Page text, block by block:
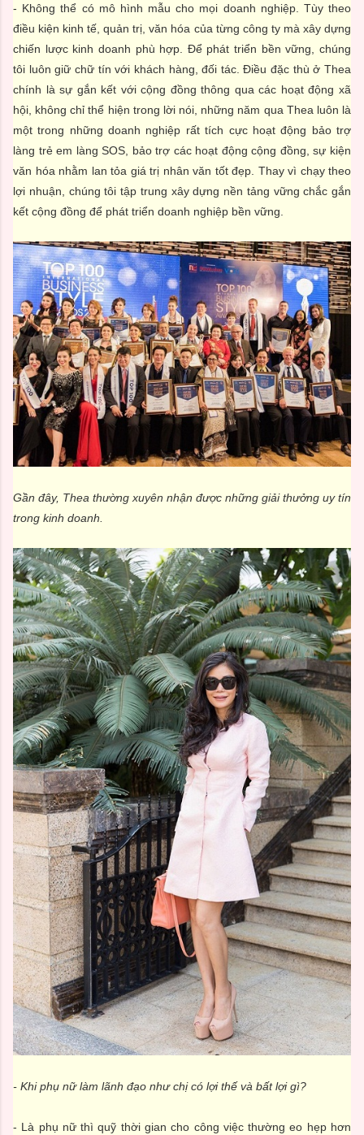
- Không thể có mô hình mẫu cho mọi doanh nghiệp. Tùy theo
điều kiện kinh tế, quản trị, văn hóa của từng công ty mà xây dựng
chiến lược kinh doanh phù hợp. Để phát triển bền vững, chúng
tôi luôn giữ chữ tín với khách hàng, đối tác. Điều đặc thù ở Thea
chính là sự gắn kết với cộng đồng thông qua các hoạt động xã
hội, không chỉ thể hiện trong lời nói, những năm qua Thea luôn là
một trong những doanh nghiệp rất tích cực hoạt động bảo trợ
làng trẻ em làng SOS, bảo trợ các hoạt động cộng đồng, sự kiện
văn hóa nhằm lan tỏa giá trị nhân văn tốt đẹp. Thay vì chạy theo
lợi nhuận, chúng tôi tập trung xây dựng nền tảng vững chắc gắn
kết cộng đồng để phát triển doanh nghiệp bền vững.
Gần đây, Thea thường xuyên nhận được những giải thưởng uy tín
trong kinh doanh.
- Khi phụ nữ làm lãnh đạo như chị có lợi thế và bất lợi gì?
- Là phụ nữ thì quỹ thời gian cho công việc thường eo hẹp hơn